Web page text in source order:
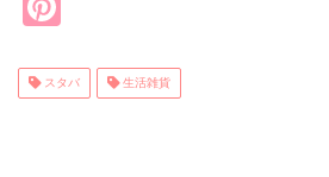
er
スタバ 生活雑貨